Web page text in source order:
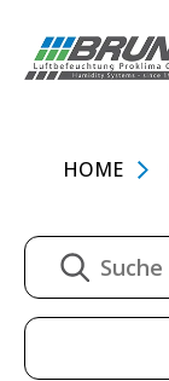
Inhalt
springen
HOME